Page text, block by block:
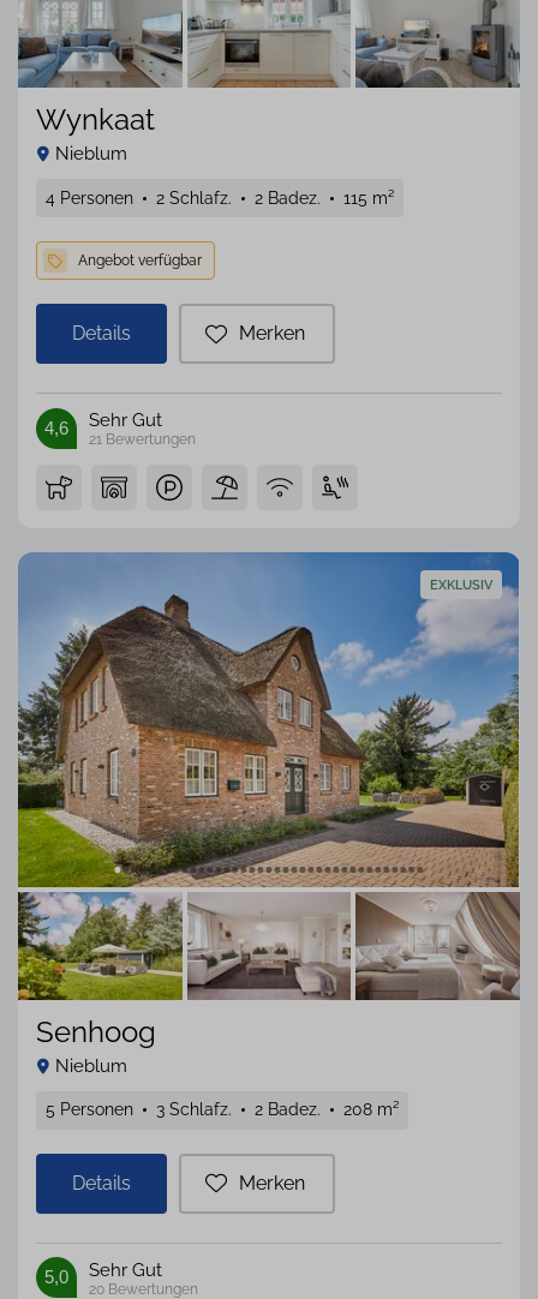
Wynkaat
Nieblum
4 Personen 2 Schlafz. 2 Badez. 115 m²
Details Merken
21 Bewertungen
4,6 Sehr Gut
Senhoog
EXKLUSIV
Nieblum
5 Personen 3 Schlafz. 2 Badez. 208 m²
Details Merken
20 Bewertungen
5,0 Sehr Gut